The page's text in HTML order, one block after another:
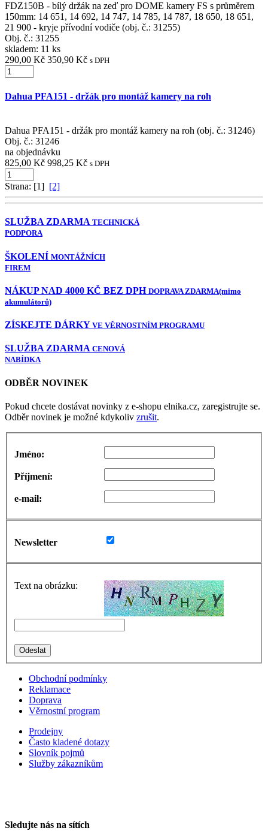
FDZ150B - bílý držák na zeď pro DOME kamery FS s průměrem
150mm: 14 651, 14 692, 14 747, 14 785, 14 787, 18 650, 18 651,
21 900 - kryje přívodní vodiče (obj. č.: 31255)
Obj. č.: 31255
skladem: 11 ks
290,00 Kč 350,90 Kč s DPH
Dahua PFA151 - držák pro montáž kamery na roh
Dahua PFA151 - držák pro montáž kamery na roh (obj. č.: 31246)
Obj. č.: 31246
na objednávku
825,00 Kč 998,25 Kč s DPH
Strana: [1] [2]
SLUŽBA ZDARMA TECHNICKÁ
PODPORA
ŠKOLENÍ MONTÁŽNÍCH
FIREM
NÁKUP NAD 4000 KČ BEZ DPH DOPRAVA ZDARMA(mimo
akumulátorů)
ZÍSKEJTE DÁRKY VE VĚRNOSTNÍM PROGRAMU
SLUŽBA ZDARMA CENOVÁ
NABÍDKA
ODBĚR NOVINEK
Pokud chcete dostávat novinky z e-shopu elnika.cz, zaregistrujte se.
Odběr novinek je možné kdykoliv zrušit.
Jméno:
Příjmení:
e-mail:
Newsletter
Text na obrázku:
Obchodní podmínky
Reklamace
Doprava
Věrnostní program
Prodejny
Často kladené dotazy
Slovník pojmů
Služby zákazníkům
Sledujte nás na sítích